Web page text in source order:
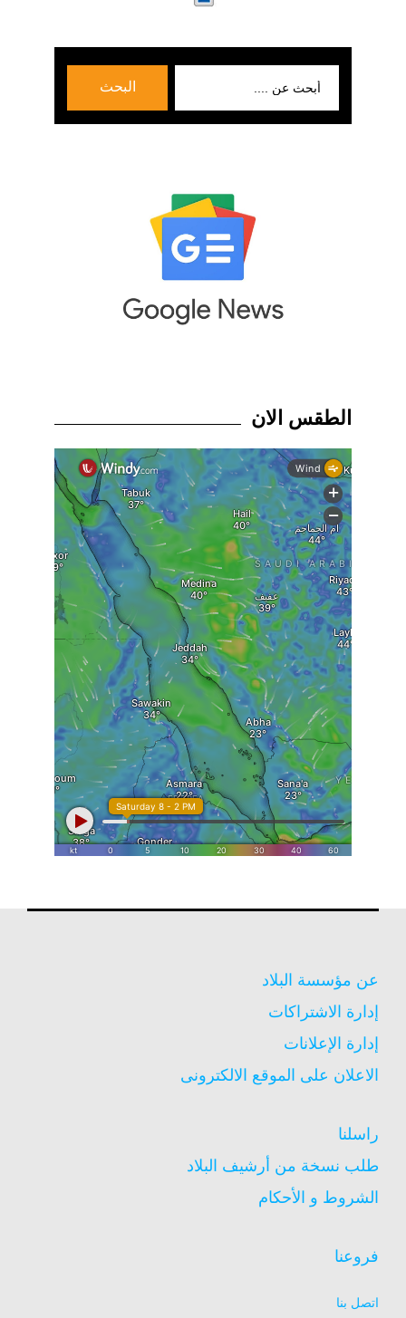
البحث
الطقس الان
عن مؤسسة البلاد
إدارة الاشتراكات
إدارة الإعلانات
الاعلان على الموقع الالكترونى
راسلنا
طلب نسخة من أرشيف البلاد
الشروط و الأحكام
فروعنا
اتصل بنا